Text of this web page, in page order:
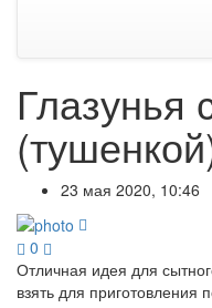
Глазунья
23 мая 2020, 10:46
0
Отличная идея для
взять для приготовления